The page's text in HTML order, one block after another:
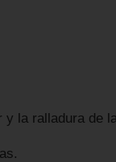
la ralladura de